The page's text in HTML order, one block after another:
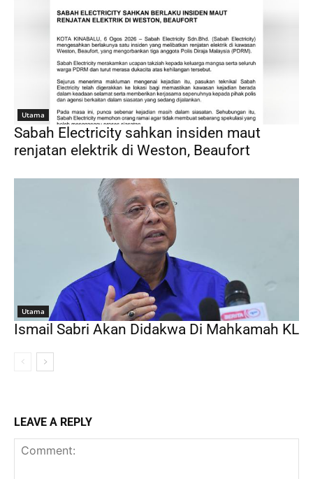
Utama
Sabah Electricity sahkan insiden maut
renjatan elektrik di Weston, Beaufort
Utama
Ismail Sabri Akan Didakwa Di Mahkamah KL
LEAVE A REPLY